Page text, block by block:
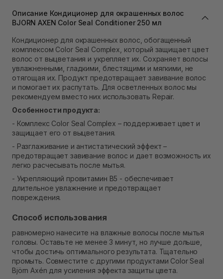
Самовывоз г. Львов ул. Степана Бандеры 43
В наличии
В наличии
Самовывоз г. Ровно, ул. Кулика и Гудачека 23 (ТЦ
Экватор)
В наличии
Описание Кондиционер для окрашенных волос
BJORN AXEN Color Seal Conditioner 250 мл
Кондиционер для окрашенных волос, обогащенный
комплексом Color Seal Complex, который защищает цвет
волос от выцветания и укрепляет их. Сохраняет волосы
увлажненными, гладкими, блестящими и мягкими, не
отягощая их. Продукт предотвращает завивание волос
и помогает их распутать. Для осветленных волос мы
рекомендуем вместо них использовать Repair.
Особенности продукта:
- Комплекс Color Seal Complex – поддерживает цвет и
защищает его от выцветания.
- Разглаживание и антистатический эффект –
предотвращает завивание волос и дает возможность их
легко расчесывать после мытья.
- Укрепляющий провитамин B5 - обеспечивает
длительное увлажнение и предотвращает
повреждения.
Способ использования
равномерно нанесите на влажные волосы после мытья
головы. Оставьте не менее 3 минут, но лучше дольше,
чтобы достичь оптимального результата. Тщательно
промыть. Совместите с другими продуктами Color Seal
Björn Axén для усиления эффекта защиты цвета.